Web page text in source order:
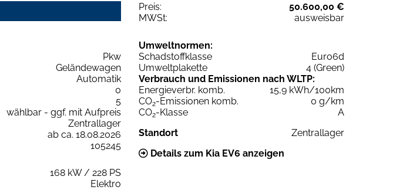
Preis:
50.600,00 €
MWSt:
ausweisbar
Pkw
Geländewagen
Automatik
0
5
wählbar - ggf. mit Aufpreis
Zentrallager
ab ca. 18.08.2026
105245
168 kW / 228 PS
Elektro
Umweltnormen:
Schadstoffklasse
Euro6d
Umweltplakette
4 (Green)
Verbrauch und Emissionen nach WLTP:
Energieverbr. komb.
15,9 kWh/100km
CO2-Emissionen komb.
0 g/km
CO2-Klasse
A
Standort
Zentrallager
Details zum Kia EV6 anzeigen